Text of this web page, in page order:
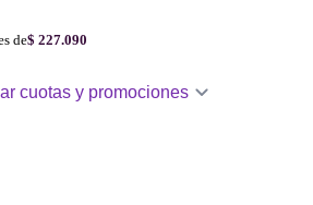
de$ 227.090
cuotas y promociones